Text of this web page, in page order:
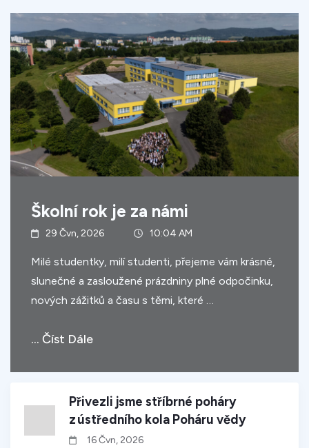
Školní rok je za námi
29 Čvn, 2026 10:04 AM
Milé studentky, milí studenti, přejeme vám krásné,
slunečné a zasloužené prázdniny plné odpočinku,
nových zážitků a času s těmi, které …
... Číst Dále
Přivezli jsme stříbrné poháry
z ústředního kola Poháru vědy
16 Čvn, 2026